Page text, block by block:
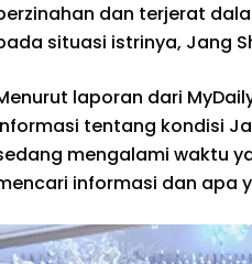
dan terjerat
situasi istrinya, Jang
laporan dari
tentang kondisi
mengalami waktu
informasi dan apa